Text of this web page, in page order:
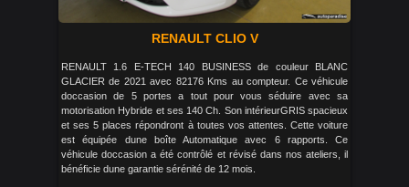
RENAULT CLIO V
RENAULT 1.6 E-TECH 140 BUSINESS de couleur BLANC
GLACIER de 2021 avec 82176 Kms au compteur. Ce véhicule
doccasion de 5 portes a tout pour vous séduire avec sa
motorisation Hybride et ses 140 Ch. Son intérieurGRIS spacieux
et ses 5 places répondront à toutes vos attentes. Cette voiture
est équipée dune boîte Automatique avec 6 rapports. Ce
véhicule doccasion a été contrôlé et révisé dans nos ateliers, il
bénéficie dune garantie sérénité de 12 mois.